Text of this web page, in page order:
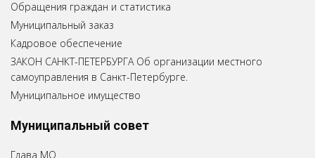
Обращения граждан и статистика
Муниципальный заказ
Кадровое обеспечение
ЗАКОН САНКТ-ПЕТЕРБУРГА Об организации местного
самоуправления в Санкт-Петербурге.
Муниципальное имущество
Муниципальный совет
Глава МО